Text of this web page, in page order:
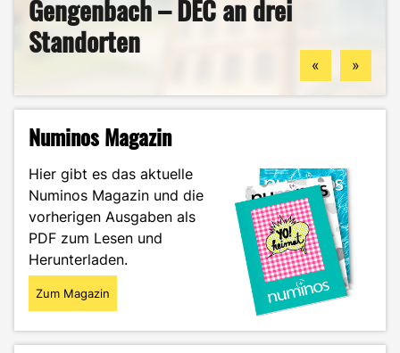
Gengenbach – DEC an drei
Standorten
berufliche Zukunft finden
könntest
Mein ehrlicher DEC-Survival-
Guide durch das Wintersemester
Ästhetik, Sport und
Zukunftspläne: Aylin im Portrait
« »
Numinos Magazin
Hier gibt es das aktuelle
Numinos Magazin und die
vorherigen Ausgaben als
PDF zum Lesen und
Herunterladen.
Zum Magazin